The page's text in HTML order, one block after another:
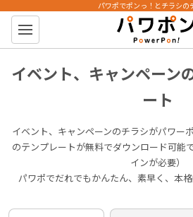
パワポン
パワポでポンっ！とチラシの
イベント、キャンペーン
ート
イベント、キャンペーンのチラシがパワー
のテンプレートが無料でダウンロード可能
インが必要）
パワポでだれでもかんたん、素早く、本格